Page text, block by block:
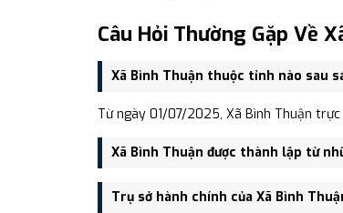
Câu Hỏi Thường Gặp Về
Xã Bình Thuận thuộc tỉnh nào sau
Từ ngày 01/07/2025, Xã Bình Thuận
Xã Bình Thuận được thành lập từ
Xã Bình Thuận được thành lập trên cơ sở
Trụ sở hành chính của Xã Bình